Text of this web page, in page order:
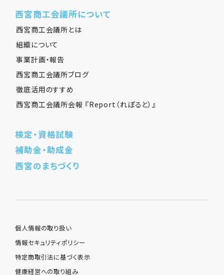
西宮商工会議所について
西宮商工会議所とは
組織について
事業計画・報告
西宮商工会議所ブログ
徹底活用のすすめ
西宮商工会議所会報 『Report（れぽると）』
検定・資格試験
補助金・助成金
西宮のまちづくり
個人情報の取り扱い
情報セキュリティポリシー
特定商取引法に基づく表示
健康経営への取り組み